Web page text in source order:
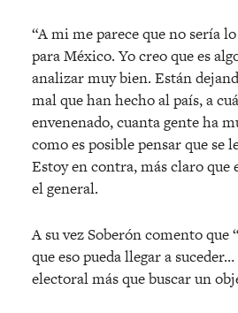
“A mi me parece que no sería
para México. Yo creo que es
analizar muy bien. Están
mal que han hecho al país, a
envenenado, cuanta gente ha
como es posible pensar que se
Estoy en contra, más claro que
el general.
A su vez Soberón comento que
que eso pueda llegar a
electoral más que buscar un